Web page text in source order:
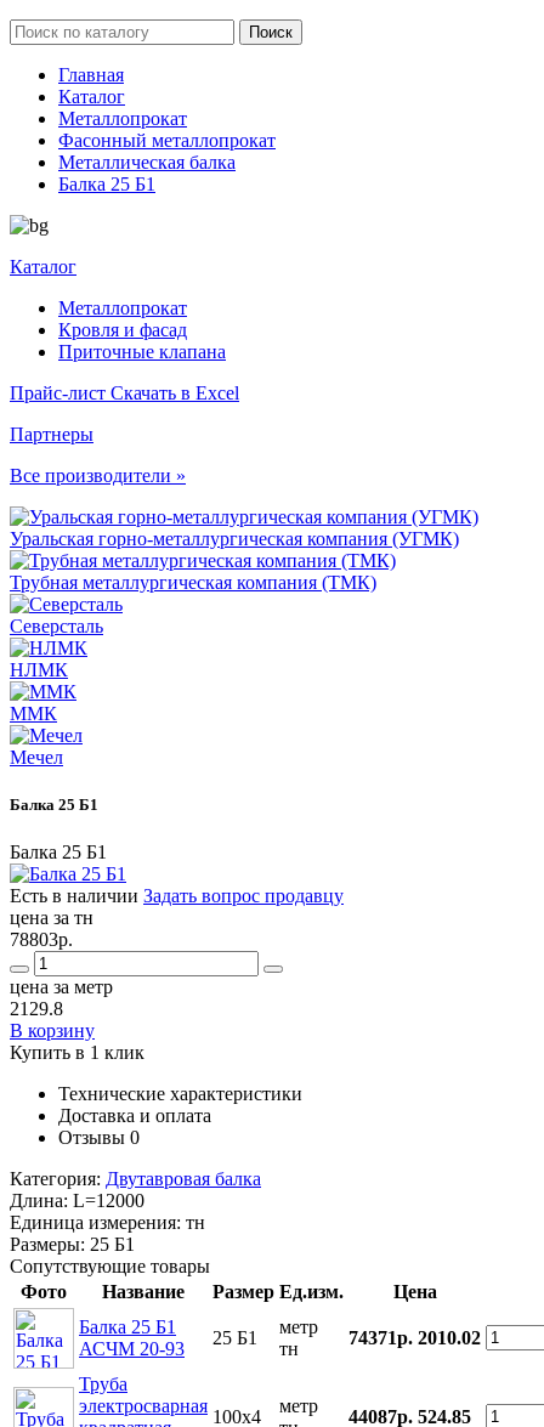
Главная
Каталог
Металлопрокат
Фасонный металлопрокат
Металлическая балка
Балка 25 Б1
Каталог
Металлопрокат
Кровля и фасад
Приточные клапана
Прайс-лист Скачать в Excel
Партнеры
Все производители »
Уральская горно-металлургическая компания (УГМК)
Трубная металлургическая компания (ТМК)
Северсталь
НЛМК
ММК
Мечел
Балка 25 Б1
Балка 25 Б1
Есть в наличии Задать вопрос продавцу
цена за тн
78803р.
цена за метр
2129.8
В корзину
Купить в 1 клик
Технические характеристики
Доставка и оплата
Отзывы 0
Категория: Двутавровая балка
Длина: L=12000
Единица измерения: тн
Размеры: 25 Б1
Сопутствующие товары
Фото
Название Размер Ед.изм.
Цена
Балка 25 Б1
АСЧМ 20-93
25 Б1
метр
тн
74371р. 2010.02
Труба
электросварная
100x4
метр
44087р. 524.85